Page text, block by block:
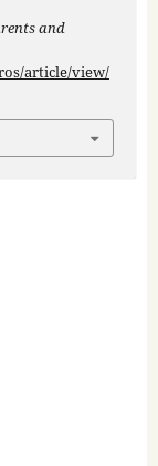
and
article/view/